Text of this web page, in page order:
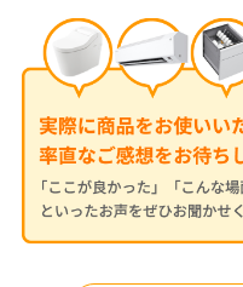
コロナ ルームエアコン RC-
V2826R-W
神奈川県秦野市